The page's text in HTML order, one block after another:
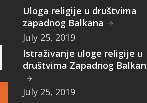
Uloga religije u društvima
zapadnog Balkana
July 25, 2019
Istraživanje uloge religije u
društvima Zapadnog
July 25, 2019